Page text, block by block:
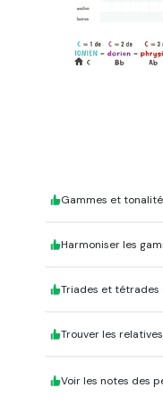
Gammes et
Harmoniser les
Triades et tétrades
Trouver les relatives
Voir les notes des